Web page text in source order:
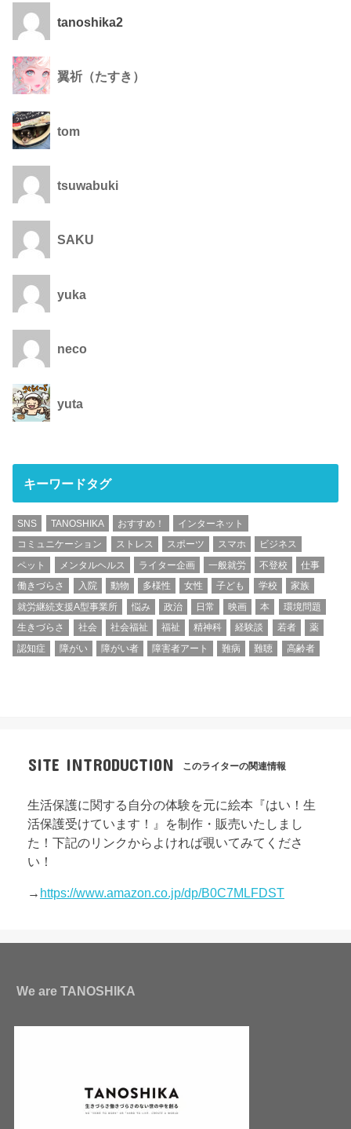
tanoshika2
翼祈（たすき）
tom
tsuwabuki
SAKU
yuka
neco
yuta
キーワードタグ
SNS TANOSHIKA おすすめ！
インターネット
コミュニケーション
ストレス スポーツ スマホ
ビジネス
ペット
メンタルヘルス ライター企画 一般就労 不登校
仕事
働きづらさ
入院 動物 多様性 女性 子ども 学校
家族
就労継続支援A型事業所
悩み 政治 日常 映画 本
環境問題
生きづらさ
社会 社会福祉 福祉 精神科 経験談 若者
薬
認知症
障がい 障がい者 障害者アート 難病 難聴 高齢者
SITE INTRODUCTION このライターの関連情報
生活保護に関する自分の体験を元に絵本『はい！生
活保護受けています！』を制作・販売いたしまし
た！下記のリンクからよければ覗いてみてくださ
い！
→ https://www.amazon.co.jp/dp/B0C7MLFDST
We are TANOSHIKA